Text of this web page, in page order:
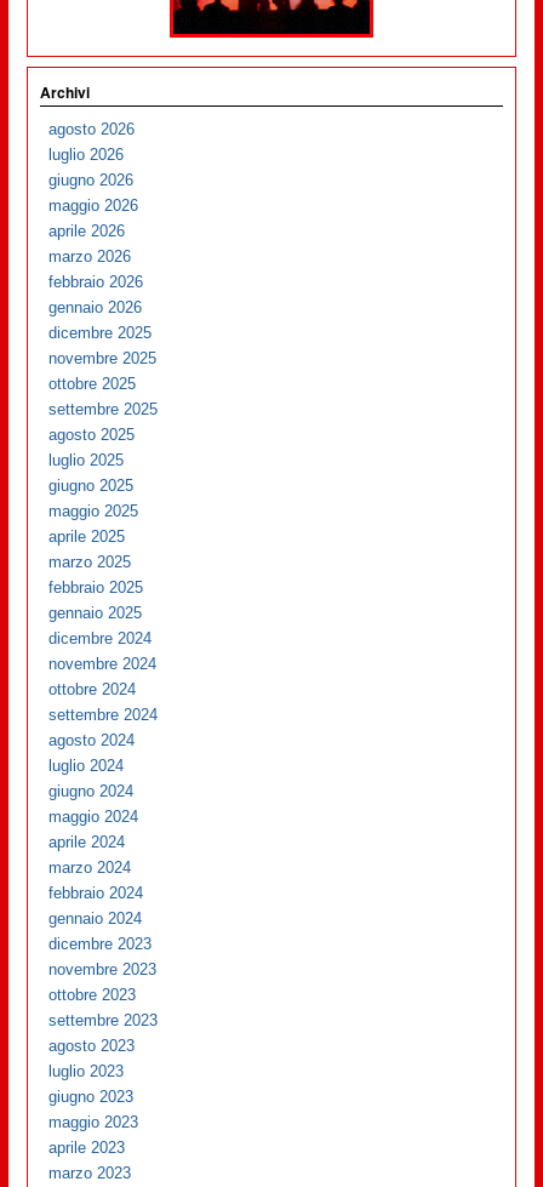
Archivi
agosto 2026
luglio 2026
giugno 2026
maggio 2026
aprile 2026
marzo 2026
febbraio 2026
gennaio 2026
dicembre 2025
novembre 2025
ottobre 2025
settembre 2025
agosto 2025
luglio 2025
giugno 2025
maggio 2025
aprile 2025
marzo 2025
febbraio 2025
gennaio 2025
dicembre 2024
novembre 2024
ottobre 2024
settembre 2024
agosto 2024
luglio 2024
giugno 2024
maggio 2024
aprile 2024
marzo 2024
febbraio 2024
gennaio 2024
dicembre 2023
novembre 2023
ottobre 2023
settembre 2023
agosto 2023
luglio 2023
giugno 2023
maggio 2023
aprile 2023
marzo 2023